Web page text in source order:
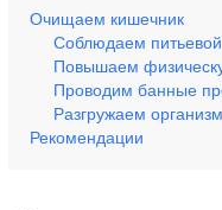
Очищаем кишечник
Соблюдаем
Повышаем
Проводим банные
Разгружаем организм
Рекомендации